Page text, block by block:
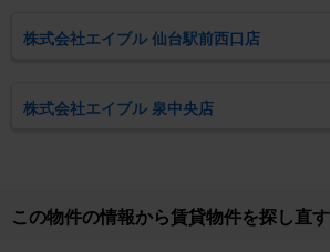
株式会社エイブル 仙台駅前西口店
株式会社エイブル 泉中央店
この物件の情報から賃貸物件を探し直す